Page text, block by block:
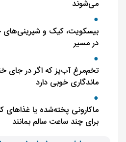
می‌شوند
بیسکویت، کیک و
در مسیر
تخم‌مرغ آب‌پز که اگر در جای
ماندگاری خوبی دارد
ماکارونی پخته‌شده یا غذاهای
برای چند ساعت سالم بمانند